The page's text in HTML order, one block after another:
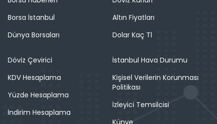
Borsa İstanbul
Dünya Borsaları
Altın Fiyatları
Dolar Kaç Tl
Döviz Çevirici
KDV Hesaplama
Yüzde Hesaplama
İndirim Hesaplama
İstanbul Hava Durumu
Kişisel Verilerin Korunması
Politikası
İzleyici Temsilcisi